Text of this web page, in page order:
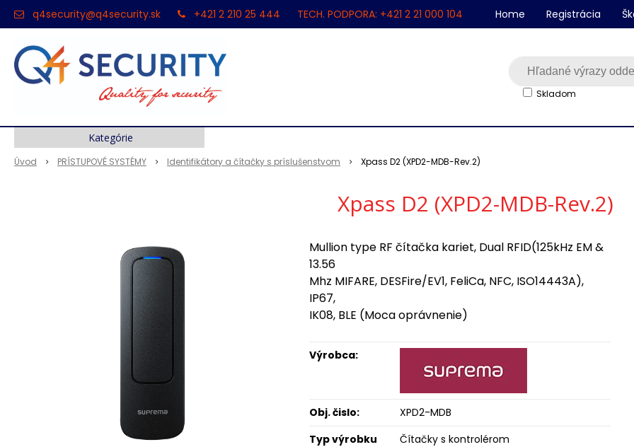
q4security@q4security.sk +421 2 210 25 444 TECH. PODPORA: +421 2 21 000 104
Skladom
Home Registrácia
Úvod PRÍSTUPOVÉ SYSTÉMY Identifikátory a čítačky s príslušenstvom Xpass D2 (XPD2-MDB-Rev.2)
Xpass D2 (XPD2-MDB-Rev.2)
Mullion type RF čítačka kariet, Dual RFID(125kHz EM &
13.56
Mhz MIFARE, DESFire/EV1, FeliCa, NFC, ISO14443A),
IP67,
IK08, BLE (Moca oprávnenie)
Výrobca:
Obj. čislo:
XPD2-MDB
Typ výrobku
Čítačky s kontrolérom
Kategórie